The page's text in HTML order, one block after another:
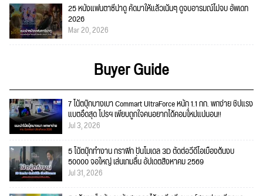
25 หนังแฟนตาซีน่าดู คัดมาให้แล้วเน้นๆ ดูจบอารมณ์ไม่จบ อัพเดท
2026
Mar 20, 2026
Buyer Guide
7 โน้ตบุ๊กบางเบา Commart UltraForce หนัก 1.1 กก. พกง่าย ชิปแรง
แบตอึดสุด โปรฯ เพียบถูกใจคนอยากได้คอมใ่หม่แน่นอน!!
Jul 3, 2026
5 โน้ตบุ๊กทำงาน กราฟิก ปั้นโมเดล 3D ตัดต่อวีดีโอเบื้องต้นงบ
50000 จอใหญ่ เล่นเกมลื่น อัปเดตสิงหาคม 2569
Jul 31, 2026